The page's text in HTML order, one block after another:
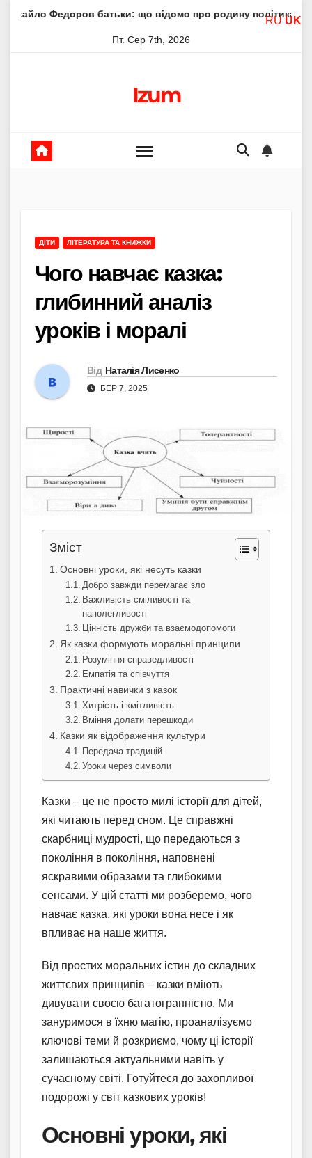
батьки: що відомо про родину політика Молитва
Пт. Сер 7th, 2026
Izum
ДІТИ ЛІТЕРАТУРА ТА КНИЖКИ
Чого навчає казка:
глибинний аналіз
уроків і моралі
Від Наталія Лисенко
БЕР 7, 2025
Зміст
Основні уроки, які несуть казки
Добро завжди перемагає зло
Важливість сміливості та
наполегливості
Цінність дружби та взаємодопомоги
Як казки формують моральні принципи
Розуміння справедливості
Емпатія та співчуття
Практичні навички з казок
Хитрість і кмітливість
Вміння долати перешкоди
Казки як відображення культури
Передача традицій
Уроки через символи
Казки – це не просто милі історії для дітей,
які читають перед сном. Це справжні
скарбниці мудрості, що передаються з
покоління в покоління, наповнені
яскравими образами та глибокими
сенсами. У цій статті ми розберемо, чого
навчає казка, які уроки вона несе і як
впливає на наше життя.
Від простих моральних істин до складних
життєвих принципів – казки вміють
дивувати своєю багатогранністю. Ми
зануримося в їхню магію, проаналізуємо
ключові теми й розкриємо, чому ці історії
залишаються актуальними навіть у
сучасному світі. Готуйтеся до захопливої
подорожі у світ казкових уроків!
Основні уроки, які
RU UK